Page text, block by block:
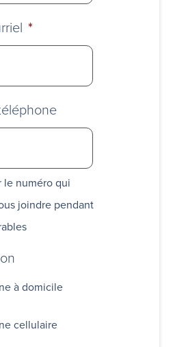
*
numéro qui
joindre pendant
à domicile
cellulaire